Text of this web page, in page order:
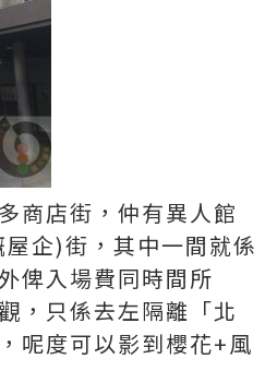
商店街，仲有異人館
企)街，其中一間就係
俾入場費同時間所
，只係去左隔離「北
呢度可以影到櫻花+風